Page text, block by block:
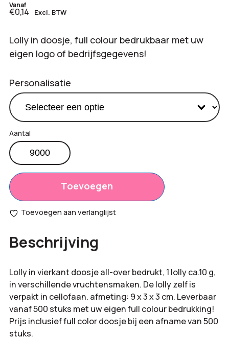
Vanaf
€0,14 Excl. BTW
Lolly in doosje, full colour bedrukbaar met uw
eigen logo of bedrijfsgegevens!
Personalisatie
Productprijs:
Totaal
opties:
€0,00
totaal:
Lolly
in
doosje
aantal
Toevoegen
Toevoegen aan verlanglijst
Beschrijving
Lolly in vierkant doosje all-over bedrukt, 1 lolly ca.10 g,
in verschillende vruchtensmaken. De lolly zelf is
verpakt in cellofaan. afmeting: 9 x 3 x 3 cm. Leverbaar
vanaf 500 stuks met uw eigen full colour bedrukking!
Prijs inclusief full color doosje bij een afname van 500
stuks.